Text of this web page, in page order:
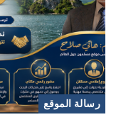
رسالة الموقع